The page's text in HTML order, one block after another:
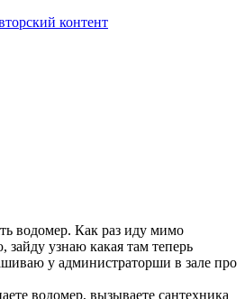
контент
водомер. Как раз иду мимо
зайду узнаю какая там теперь
у администраторши в зале про
водомер, вызываете сантехника